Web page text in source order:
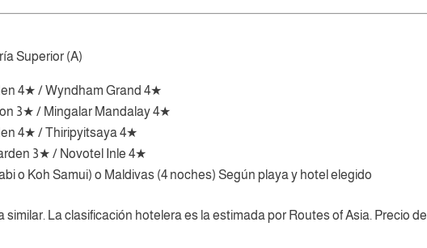
Superior (A)
4★ / Wyndham Grand 4★
3★ / Mingalar Mandalay 4★
4★ / Thiripyitsaya 4★
3★ / Novotel Inle 4★
o Koh Samui) o Maldivas (4 noches) Según playa y hotel elegido
La clasificación hotelera es la estimada por Routes of Asia. Precio